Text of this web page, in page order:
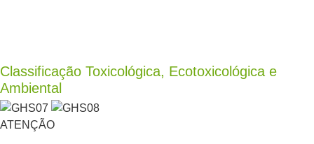
Classificação Toxicológica, Ecotoxicológica e
Ambiental
ATENÇÃO